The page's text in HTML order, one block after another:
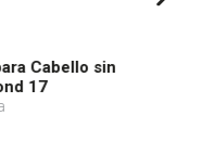
Cabello sin
17